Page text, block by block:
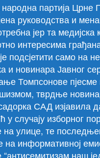
партија Црне
руководства и
јер та медијска
интересима
подсјетити само на
и новинара Јавног
Томпсонове
тврдње
САД изјавила
случају изборног
на улице, те
на информативној
наш